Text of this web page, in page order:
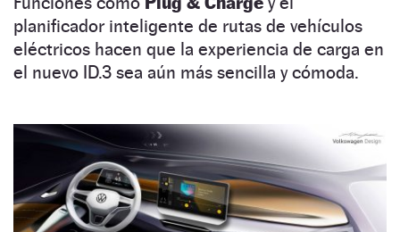
planificador inteligente de rutas de vehículos
eléctricos hacen que la experiencia de carga en
el nuevo ID.3 sea aún más sencilla y cómoda.